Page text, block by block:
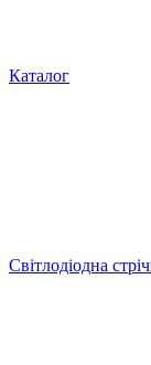
Каталог
Світлодіодна